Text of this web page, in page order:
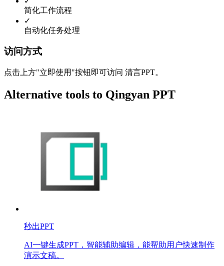
简化工作流程
✓
自动化任务处理
访问方式
点击上方"立即使用"按钮即可访问 清言PPT。
Alternative tools to Qingyan PPT
秒出PPT
AI一键生成PPT，智能辅助编辑，能帮助用户快速制作
演示文稿。